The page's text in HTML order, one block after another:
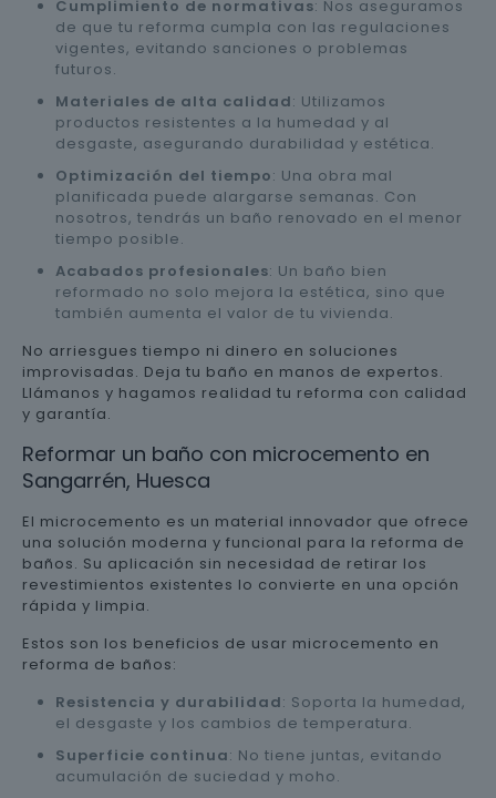
Cumplimiento de normativas: Nos aseguramos
de que tu reforma cumpla con las regulaciones
vigentes, evitando sanciones o problemas
futuros.
Materiales de alta calidad: Utilizamos
productos resistentes a la humedad y al
desgaste, asegurando durabilidad y estética.
Optimización del tiempo: Una obra mal
planificada puede alargarse semanas. Con
nosotros, tendrás un baño renovado en el menor
tiempo posible.
Acabados profesionales: Un baño bien
reformado no solo mejora la estética, sino que
también aumenta el valor de tu vivienda.
No arriesgues tiempo ni dinero en soluciones
improvisadas. Deja tu baño en manos de expertos.
Llámanos y hagamos realidad tu reforma con calidad
y garantía.
Reformar un baño con microcemento en
Sangarrén, Huesca
El microcemento es un material innovador que ofrece
una solución moderna y funcional para la reforma de
baños. Su aplicación sin necesidad de retirar los
revestimientos existentes lo convierte en una opción
rápida y limpia.
Estos son los beneficios de usar microcemento en
reforma de baños:
Resistencia y durabilidad: Soporta la humedad,
el desgaste y los cambios de temperatura.
Superficie continua: No tiene juntas, evitando
acumulación de suciedad y moho.